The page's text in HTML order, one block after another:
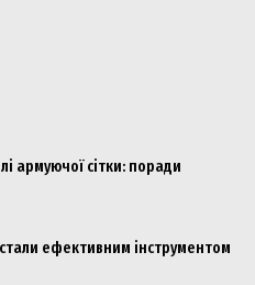
армуючої сітки: поради
ефективним інструментом